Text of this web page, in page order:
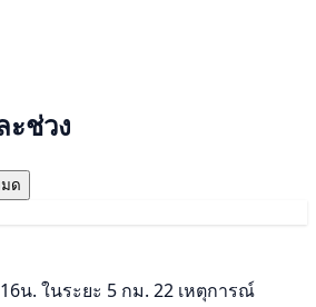
ะช่วง
ด
16น. ในระยะ 5 กม. 22 เหตุการณ์